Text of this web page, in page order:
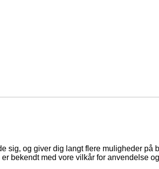
og giver dig langt flere muligheder
bekendt med vore vilkår for anvendelse